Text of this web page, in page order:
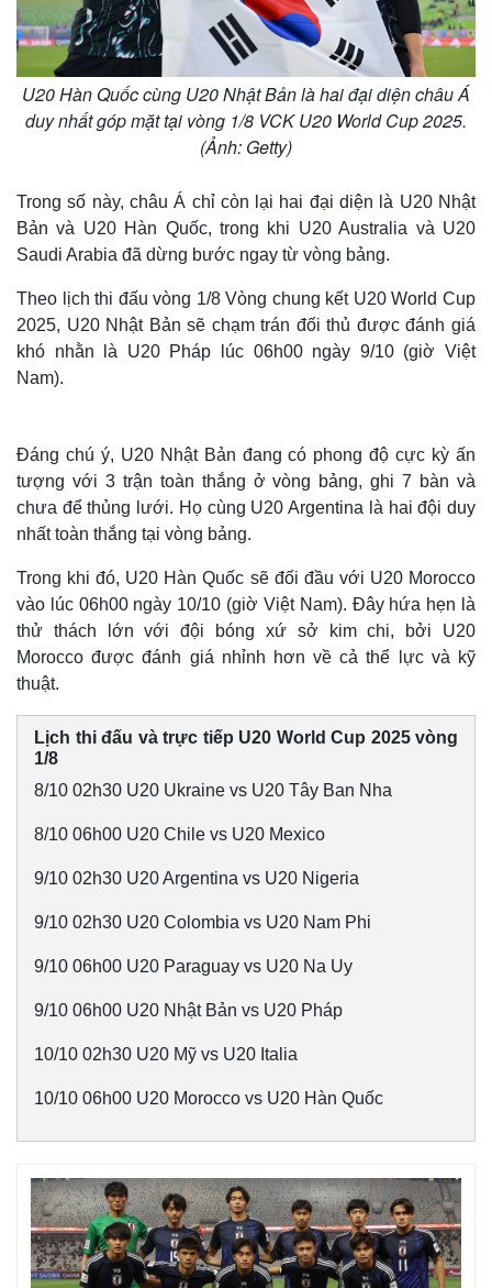
Quan sát
Cuộc sống đó đây
Video
Ảnh
Infographic
U20 Hàn Quốc cùng U20 Nhật Bản là hai đại diện châu Á
duy nhất góp mặt tại vòng 1/8 VCK U20 World Cup 2025.
(Ảnh: Getty)
Trong số này, châu Á chỉ còn lại hai đại diện là U20 Nhật
Bản và U20 Hàn Quốc, trong khi U20 Australia và U20
Saudi Arabia đã dừng bước ngay từ vòng bảng.
Theo lịch thi đấu vòng 1/8 Vòng chung kết U20 World Cup
2025, U20 Nhật Bản sẽ chạm trán đối thủ được đánh giá
khó nhằn là U20 Pháp lúc 06h00 ngày 9/10 (giờ Việt
Nam).
Đáng chú ý, U20 Nhật Bản đang có phong độ cực kỳ ấn
tượng với 3 trận toàn thắng ở vòng bảng, ghi 7 bàn và
chưa để thủng lưới. Họ cùng U20 Argentina là hai đội duy
nhất toàn thắng tại vòng bảng.
Trong khi đó, U20 Hàn Quốc sẽ đối đầu với U20 Morocco
vào lúc 06h00 ngày 10/10 (giờ Việt Nam). Đây hứa hẹn là
thử thách lớn với đội bóng xứ sở kim chi, bởi U20
Morocco được đánh giá nhỉnh hơn về cả thể lực và kỹ
thuật.
Lịch thi đấu và trực tiếp U20 World Cup 2025 vòng
1/8
8/10 02h30 U20 Ukraine vs U20 Tây Ban Nha
8/10 06h00 U20 Chile vs U20 Mexico
9/10 02h30 U20 Argentina vs U20 Nigeria
9/10 02h30 U20 Colombia vs U20 Nam Phi
9/10 06h00 U20 Paraguay vs U20 Na Uy
9/10 06h00 U20 Nhật Bản vs U20 Pháp
10/10 02h30 U20 Mỹ vs U20 Italia
10/10 06h00 U20 Morocco vs U20 Hàn Quốc